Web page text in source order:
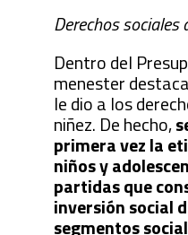
Derechos sociales
Dentro del
menester
le dio a los
niñez. De hecho,
primera vez la
niños y
partidas que
inversión social
segmentos